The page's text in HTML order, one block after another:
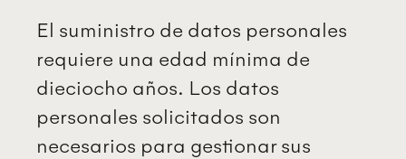
El suministro de datos personales
requiere una edad mínima de
dieciocho años. Los datos
personales solicitados son
necesarios para gestionar sus